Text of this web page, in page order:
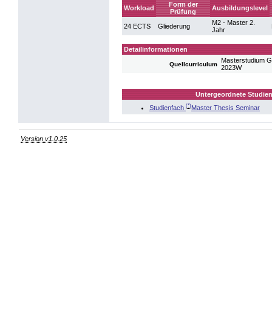
Workload
Form der
Prüfung
Ausbildungslevel
24 ECTS Gliederung
M2 - Master 2.
Jahr
Detailinformationen
Quellcurriculum
Masterstudium
2023W
Untergeordnete
Studienfach (*)Master Thesis Seminar
Version v1.0.25